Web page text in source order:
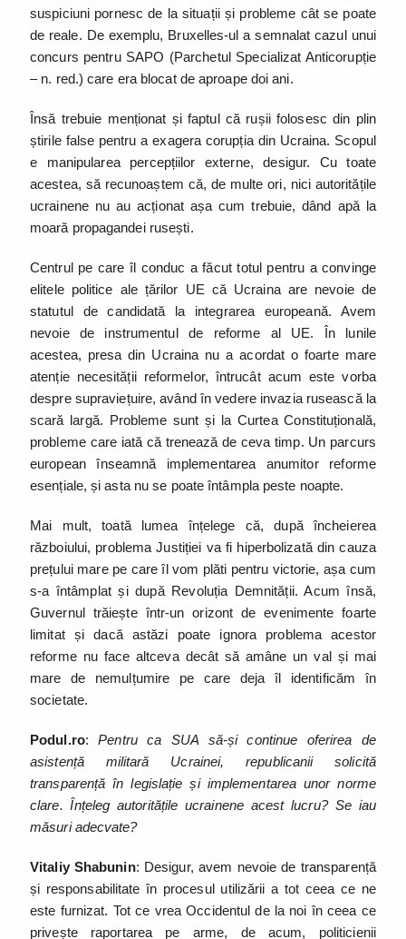
suspiciuni pornesc de la situații și probleme cât se poate
de reale. De exemplu, Bruxelles-ul a semnalat cazul unui
concurs pentru SAPO (Parchetul Specializat Anticorupție
– n. red.) care era blocat de aproape doi ani.
Însă trebuie menționat și faptul că rușii folosesc din plin
știrile false pentru a exagera corupția din Ucraina. Scopul
e manipularea percepțiilor externe, desigur. Cu toate
acestea, să recunoaștem că, de multe ori, nici autoritățile
ucrainene nu au acționat așa cum trebuie, dând apă la
moară propagandei rusești.
Centrul pe care îl conduc a făcut totul pentru a convinge
elitele politice ale țărilor UE că Ucraina are nevoie de
statutul de candidată la integrarea europeană. Avem
nevoie de instrumentul de reforme al UE. În lunile
acestea, presa din Ucraina nu a acordat o foarte mare
atenție necesității reformelor, întrucât acum este vorba
despre supraviețuire, având în vedere invazia rusească la
scară largă. Probleme sunt și la Curtea Constituțională,
probleme care iată că trenează de ceva timp. Un parcurs
european înseamnă implementarea anumitor reforme
esențiale, și asta nu se poate întâmpla peste noapte.
Mai mult, toată lumea înțelege că, după încheierea
războiului, problema Justiției va fi hiperbolizată din cauza
prețului mare pe care îl vom plăti pentru victorie, așa cum
s-a întâmplat și după Revoluția Demnității. Acum însă,
Guvernul trăiește într-un orizont de evenimente foarte
limitat și dacă astăzi poate ignora problema acestor
reforme nu face altceva decât să amâne un val și mai
mare de nemulțumire pe care deja îl identificăm în
societate.
Podul.ro:Pentru ca SUA să-și continue oferirea de
asistență militară Ucrainei, republicanii solicită
transparență în legislație și implementarea unor norme
clare. Înțeleg autoritățile ucrainene acest lucru? Se iau
măsuri adecvate?
Vitaliy Shabunin: Desigur, avem nevoie de transparență
și responsabilitate în procesul utilizării a tot ceea ce ne
este furnizat. Tot ce vrea Occidentul de la noi în ceea ce
privește raportarea pe arme, de acum, politicienii